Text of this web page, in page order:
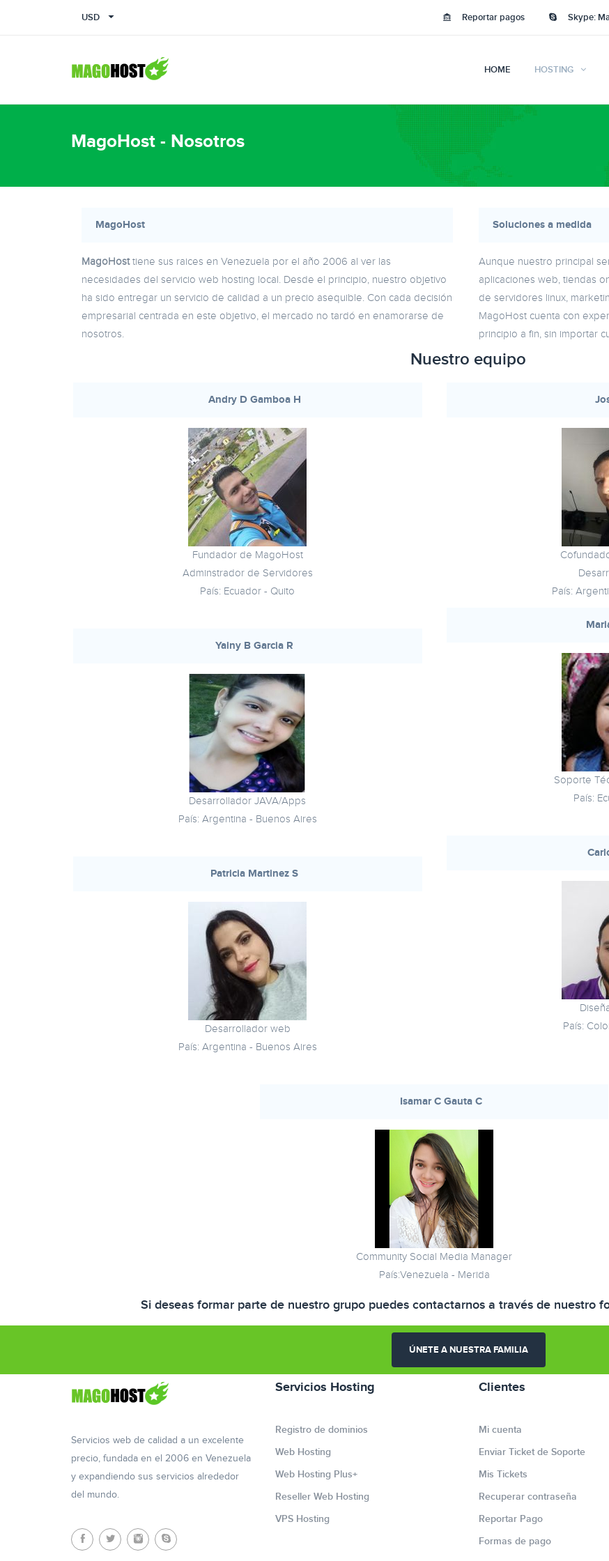
USD Reportar pagos Skype:
HOME HOSTING
MagoHost - Nosotros
MagoHost
MagoHosttiene sus raices en Venezuela por el año 2006 al ver las
necesidades del servicio web hosting local. Desde el principio, nuestro objetivo
ha sido entregar un servicio de calidad a un precio asequible. Con cada decisión
empresarial centrada en este objetivo, el mercado no tardó en enamorarse de
nosotros.
Soluciones a medida
Aunque nuestro principal
aplicaciones web, tiendas
de servidores linux,
MagoHost cuenta con
principio a fin, sin importar
Nuestro equipo
Andry D Gamboa H
Fundador de MagoHost
Adminstrador de Servidores
País: Ecuador - Quito
País:
Yainy B Garcia R
Desarrollador JAVA/Apps
País: Argentina - Buenos Aires
Soporte
País:
Patricia Martinez S
Desarrollador web
País: Argentina - Buenos Aires
País:
Isamar C Gauta C
Community Social Media Manager
País:Venezuela - Merida
Si deseas formar parte de nuestro grupo puedes contactarnos a través de nuestro
ÚNETE A NUESTRA FAMILIA
Servicios web de calidad a un excelente
precio, fundada en el 2006 en Venezuela
y expandiendo sus servicios alrededor
del mundo.
Servicios Hosting
Registro de dominios
Web Hosting
Web Hosting Plus+
Reseller Web Hosting
VPS Hosting
Clientes
Mi cuenta
Enviar Ticket de Soporte
Mis Tickets
Recuperar contraseña
Reportar Pago
Formas de pago